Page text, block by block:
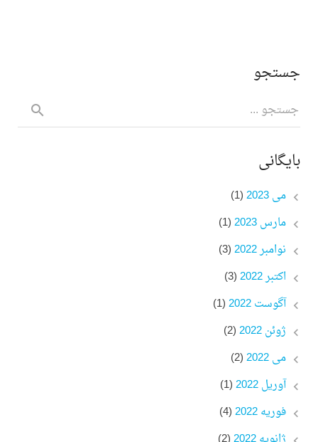
جستجو
بایگانی
می 2023
(1)
مارس 2023
(1)
نوامبر 2022
(3)
اکتبر 2022
(3)
آگوست 2022
(1)
ژوئن 2022
(2)
می 2022
(2)
آوریل 2022
(1)
فوریه 2022
(4)